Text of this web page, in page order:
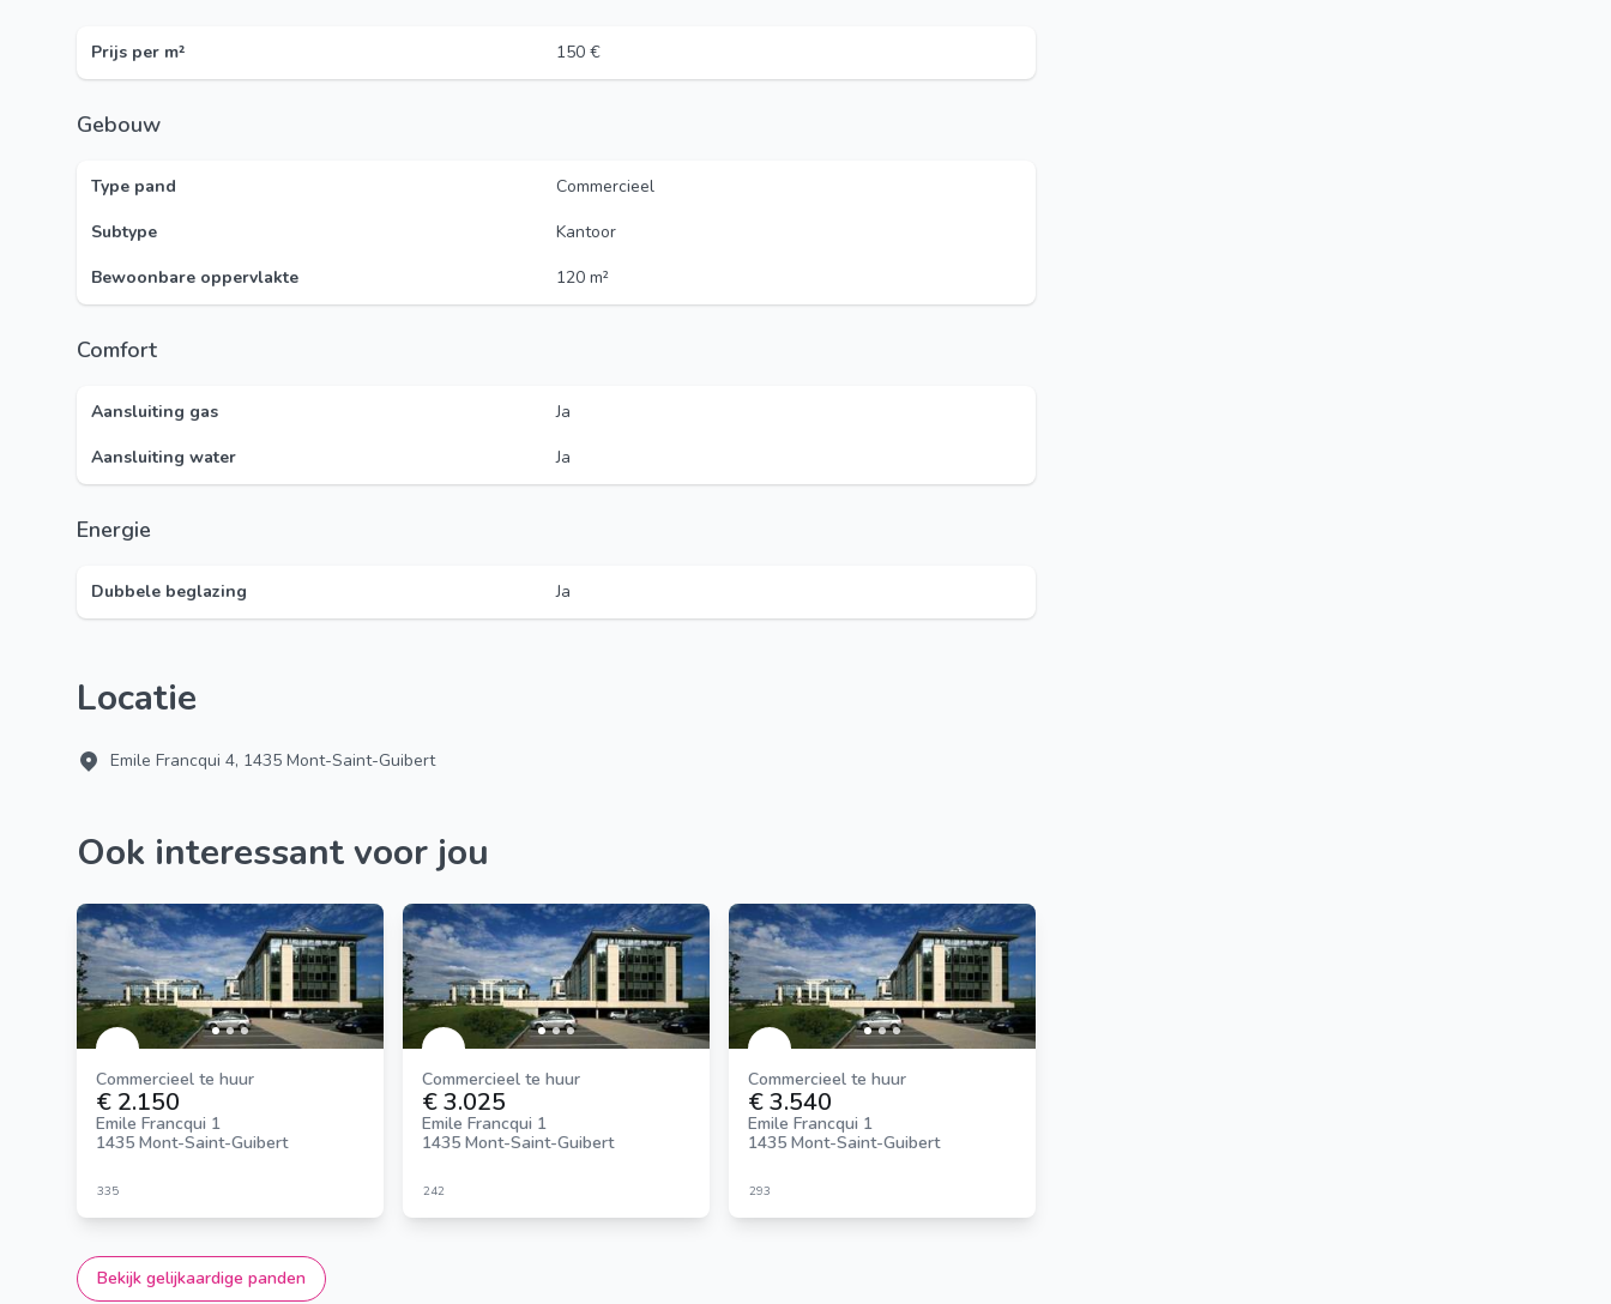
Prijs per m² 150 €
Gebouw
Type pand
Commercieel
Subtype
Kantoor
Bewoonbare oppervlakte
120 m²
Comfort
Aansluiting gas
Ja
Aansluiting water
Ja
Energie
Dubbele beglazing Ja
Locatie
Emile Francqui 4, 1435 Mont-Saint-Guibert
Ook interessant voor jou
Commercieel te huur
€ 2.150
Emile Francqui 1
1435 Mont-Saint-Guibert
335
Commercieel te huur
€ 3.025
Emile Francqui 1
1435 Mont-Saint-Guibert
242
Commercieel te huur
€ 3.540
Emile Francqui 1
1435 Mont-Saint-Guibert
293
Bekijk gelijkaardige panden